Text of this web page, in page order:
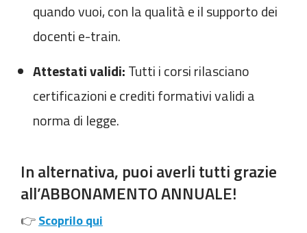
quando vuoi, con la qualità e il supporto dei
docenti e-train.
Attestati validi:Tutti i corsi rilasciano
certificazioni e crediti formativi validi a
norma di legge.
In alternativa, puoi averli tutti grazie
all’ABBONAMENTO ANNUALE!
👉Scoprilo qui